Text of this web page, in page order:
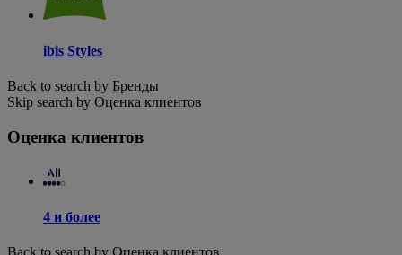
ibis Styles
Back to search by Бренды
Skip search by Оценка клиентов
Оценка клиентов
4 и более
Back to search by Оценка клиентов